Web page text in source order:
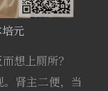
元
想上厕所？
肾主二便，当